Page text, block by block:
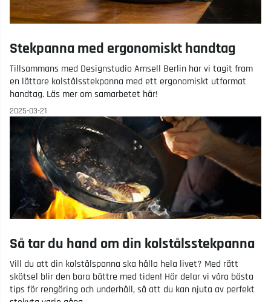
Stekpanna med ergonomiskt handtag
Tillsammans med Designstudio Amsell Berlin har vi tagit fram
en lättare kolstålsstekpanna med ett ergonomiskt utformat
handtag. Läs mer om samarbetet här!
2025-03-21
Så tar du hand om din kolstålsstekpanna
Vill du att din kolstålspanna ska hålla hela livet? Med rätt
skötsel blir den bara bättre med tiden! Här delar vi våra bästa
tips för rengöring och underhåll, så att du kan njuta av perfekt